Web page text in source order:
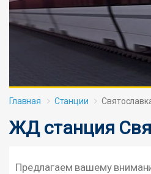
Главная Станции
ЖД станция
Предлагаем вашему